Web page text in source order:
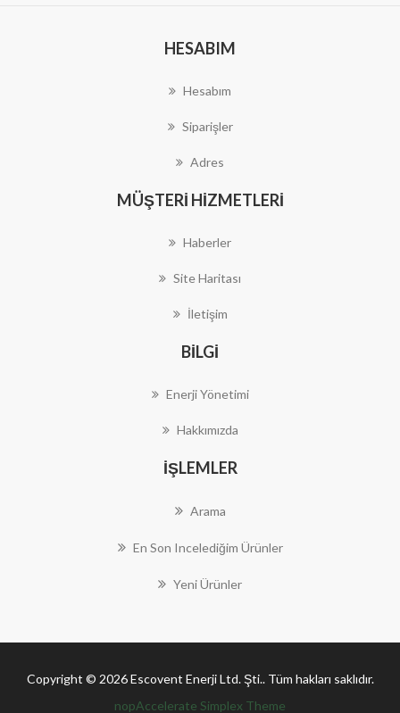
HESABIM
Hesabım
Siparişler
Adres
MÜŞTERI HIZMETLERI
Haberler
Site Haritası
İletişim
BILGI
Enerji Yönetimi
Hakkımızda
İŞLEMLER
Arama
En Son Incelediğim Ürünler
Yeni Ürünler
Copyright © 2026 Escovent Enerji Ltd. Şti.. Tüm hakları saklıdır.
nopAccelerate Simplex Theme